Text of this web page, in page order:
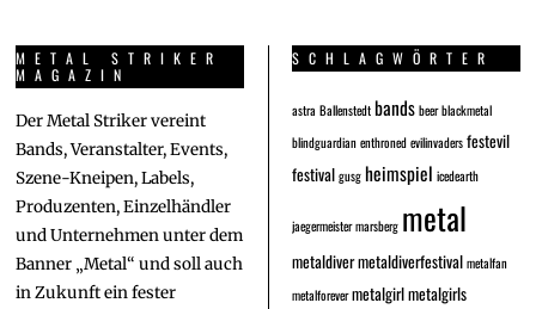
METAL STRIKER
MAGAZIN
Der Metal Striker vereint
Bands, Veranstalter, Events,
Szene-Kneipen, Labels,
Produzenten, Einzelhändler
und Unternehmen unter dem
Banner „Metal“ und soll auch
in Zukunft ein fester
SCHLAGWÖRTER
astra Ballenstedtbandsbeerblackmetal
blindguardianenthronedevilinvadersfestevil
festivalgusgheimspiel icedearth
jaegermeistermarsberg metal
metaldivermetaldiverfestivalmetalfan
metalforevermetalgirlmetalgirls